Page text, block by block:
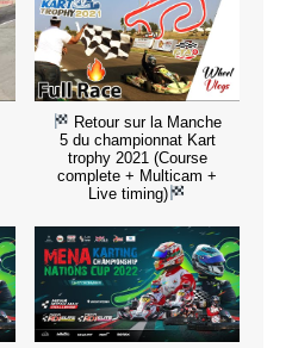
Retour sur la Manche
5 du championnat Kart
trophy 2021 (Course
complete + Multicam +
Live timing)